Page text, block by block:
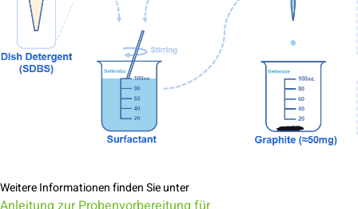
Weitere Informationen finden Sie unter